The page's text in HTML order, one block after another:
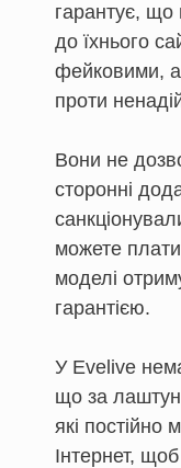
гарантує, що
до їхнього
фейковими, а
проти
Вони не
сторонні
можете
моделі
гарантією.
У Evelive
що за
які постійно
Інтернет,